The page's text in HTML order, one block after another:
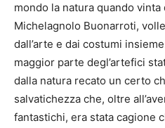
mondo la natura quando vinta
Michelagnolo Buonarroti,
dall’arte e dai costumi
maggior parte degl’artefici
dalla natura recato un certo
salvatichezza che, oltre
fantastichi, era stata cagione